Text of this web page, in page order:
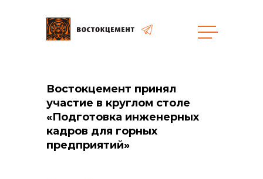
Объекты
общая информация
Востокцемент принял
участие в круглом столе
«Подготовка инженерных
кадров для горных
предприятий»